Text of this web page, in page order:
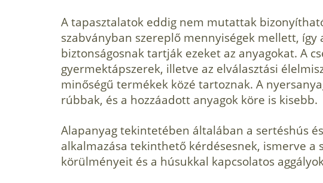
A tapasztalatok eddig nem mutattak
szabványban szereplő mennyiségek mellett, így
biztonságos­nak tartják ezeket az anyagokat. A
gyermektápsze­rek, illetve az elválasztási
minőségű termékek közé tartoznak. A
rúbbak, és a hozzáadott anyagok köre is kisebb.
Alapanyag tekintetében általában a sertéshús
alkalmazása tekinthető kérdésesnek, ismerve a
körülményeit és a húsukkal kapcsolatos